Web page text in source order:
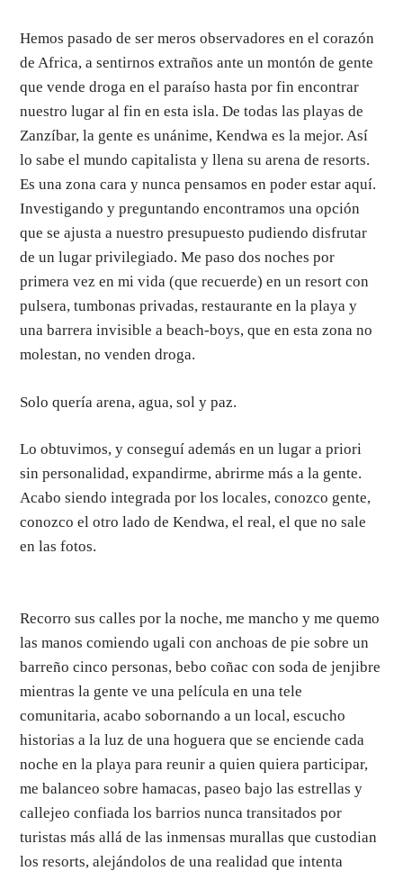
Hemos pasado de ser meros observadores en el corazón
de Africa, a sentirnos extraños ante un montón de gente
que vende droga en el paraíso hasta por fin encontrar
nuestro lugar al fin en esta isla. De todas las playas de
Zanzíbar, la gente es unánime, Kendwa es la mejor. Así
lo sabe el mundo capitalista y llena su arena de resorts.
Es una zona cara y nunca pensamos en poder estar aquí.
Investigando y preguntando encontramos una opción
que se ajusta a nuestro presupuesto pudiendo disfrutar
de un lugar privilegiado. Me paso dos noches por
primera vez en mi vida (que recuerde) en un resort con
pulsera, tumbonas privadas, restaurante en la playa y
una barrera invisible a beach-boys, que en esta zona no
molestan, no venden droga.
Solo quería arena, agua, sol y paz.
Lo obtuvimos, y conseguí además en un lugar a priori
sin personalidad, expandirme, abrirme más a la gente.
Acabo siendo integrada por los locales, conozco gente,
conozco el otro lado de Kendwa, el real, el que no sale
en las fotos.
Recorro sus calles por la noche, me mancho y me quemo
las manos comiendo ugali con anchoas de pie sobre un
barreño cinco personas, bebo coñac con soda de jenjibre
mientras la gente ve una película en una tele
comunitaria, acabo sobornando a un local, escucho
historias a la luz de una hoguera que se enciende cada
noche en la playa para reunir a quien quiera participar,
me balanceo sobre hamacas, paseo bajo las estrellas y
callejeo confiada los barrios nunca transitados por
turistas más allá de las inmensas murallas que custodian
los resorts, alejándolos de una realidad que intenta